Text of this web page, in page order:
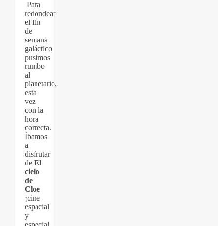
Para
redondear
el fin
de
semana
galáctico
pusimos
rumbo
al
planetario,
esta
vez
con la
hora
correcta.
Íbamos
a
disfrutar
de El
cielo
de
Cloe
¡cine
espacial
y